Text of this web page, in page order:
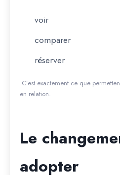
voir
comparer
réserver
C’est exactement ce que
en relation.
Le
adopter